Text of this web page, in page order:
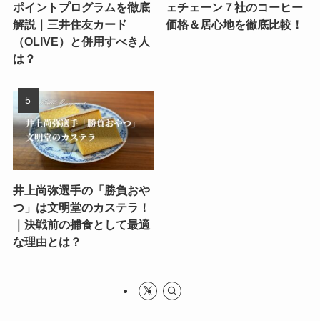
ポイントプログラムを徹底
解説｜三井住友カード
（OLIVE）と併用すべき人
は？
ェチェーン７社のコーヒー
価格＆居心地を徹底比較！
井上尚弥選手の「勝負おや
つ」は文明堂のカステラ！
｜決戦前の捕食として最適
な理由とは？